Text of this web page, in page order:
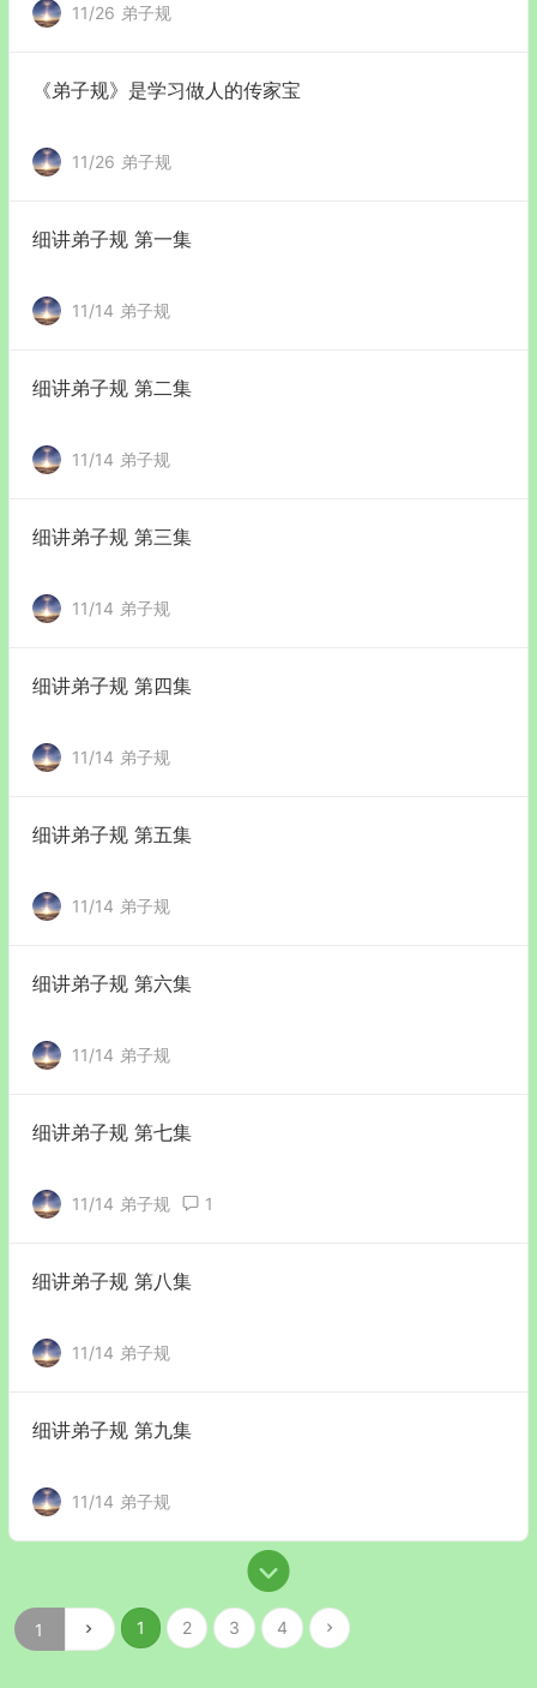
11/26 弟子规
《弟子规》是学习做人的传家宝
11/26 弟子规
细讲弟子规 第一集
11/14 弟子规
细讲弟子规 第二集
11/14 弟子规
细讲弟子规 第三集
11/14 弟子规
细讲弟子规 第四集
11/14 弟子规
细讲弟子规 第五集
11/14 弟子规
细讲弟子规 第六集
11/14 弟子规
细讲弟子规 第七集
11/14 弟子规 1
细讲弟子规 第八集
11/14 弟子规
细讲弟子规 第九集
11/14 弟子规
1 2 3 4